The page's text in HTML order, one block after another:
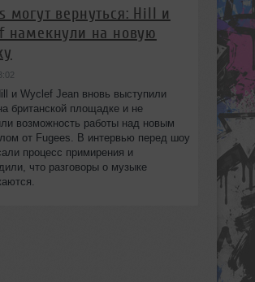
могут вернуться: Hill и
намекнули на новую
и Wyclef Jean вновь выступили
британской площадке и не
возможность работы над новым
от Fugees. В интервью перед шоу
процесс примирения и
что разговоры о музыке